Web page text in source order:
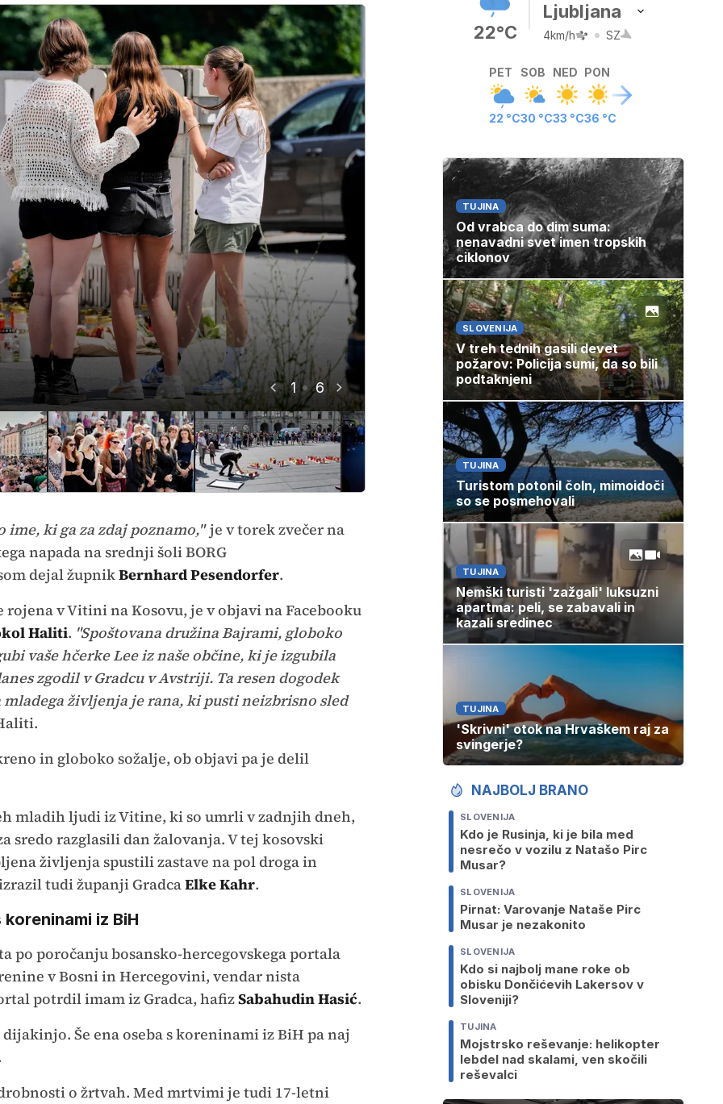
1 6
ime, ki ga za zdaj poznamo,"je v torek zvečer na
napada na srednji šoli BORG
dejal župnikBernhard Pesendorfer.
rojena v Vitini na Kosovu, je v objavi na Facebooku
Haliti. "Spoštovana družina Bajrami, globoko
vaše hčerke Lee iz naše občine, ki je izgubila
zgodil v Gradcu v Avstriji. Ta resen dogodek
življenja je rana, ki pusti neizbrisno sled
in globoko sožalje, ob objavi pa je delil
mladih ljudi iz Vitine, ki so umrli v zadnjih dneh,
sredo razglasili dan žalovanja. V tej kosovski
življenja spustili zastave na pol droga in
tudi županji GradcaElke Kahr.
iz BiH
po poročanju bosansko-hercegovskega portala
v Bosni in Hercegovini, vendar nista
potrdil imam iz Gradca, hafizSabahudin Hasić.
Še ena oseba s koreninami iz BiH pa naj
o žrtvah. Med mrtvimi je tudi 17-letni
22°C
Ljubljana
4km/h SZ
PET
22 °C
SOB
30 °C
NED
33 °C
PON
36 °C
TUJINA
Od vrabca do dim suma:
nenavadni svet imen tropskih
ciklonov
SLOVENIJA
V treh tednih gasili devet
požarov: Policija sumi, da so bili
podtaknjeni
TUJINA
Turistom potonil čoln, mimoidoči
so se posmehovali
TUJINA
Nemški turisti 'zažgali' luksuzni
apartma: peli, se zabavali in
kazali sredinec
TUJINA
'Skrivni' otok na Hrvaškem raj za
svingerje?
NAJBOLJ BRANO
SLOVENIJA
Kdo je Rusinja, ki je bila med
nesrečo v vozilu z Natašo Pirc
Musar?
SLOVENIJA
Pirnat: Varovanje Nataše Pirc
Musar je nezakonito
SLOVENIJA
Kdo si najbolj mane roke ob
obisku Dončićevih Lakersov v
Sloveniji?
TUJINA
Mojstrsko reševanje: helikopter
lebdel nad skalami, ven skočili
reševalci